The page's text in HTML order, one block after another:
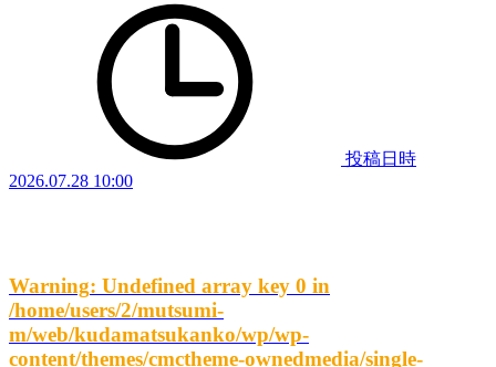
投稿日時
2026.07.28 10:00
Warning: Undefined array key 0 in
/home/users/2/mutsumi-
m/web/kudamatsukanko/wp/wp-
content/themes/cmctheme-ownedmedia/single-